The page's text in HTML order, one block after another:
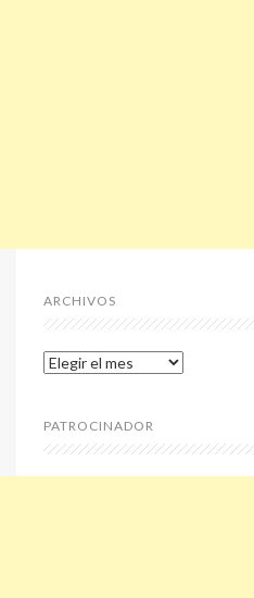
ARCHIVOS
Archivos
PATROCINADOR